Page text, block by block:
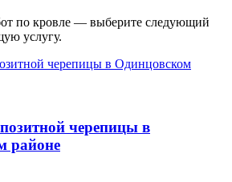
по кровле — выберите следующий
услугу.
черепицы в
районе